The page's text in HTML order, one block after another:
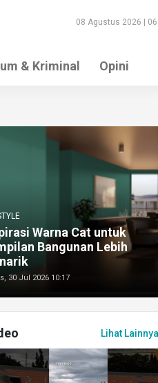
08 Agustus 2026 |
& Kriminal Opini
Warna Cat untuk
Bangunan Lebih
30 Jul 2026 10:17
Lihat Lainnya